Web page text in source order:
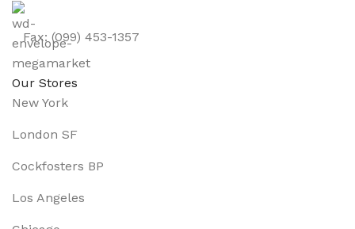
Fax: (099) 453-1357
Our Stores
New York
London SF
Cockfosters BP
Los Angeles